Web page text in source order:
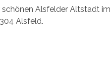
Alsfelder Altstadt
Alsfeld.